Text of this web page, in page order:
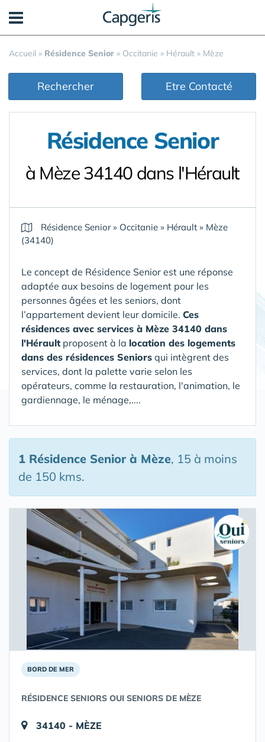
Accueil » Résidence Senior » Occitanie » Hérault » Mèze
Rechercher Etre Contacté
Résidence Senior
à Mèze 34140 dans l'Hérault
Résidence Senior» Occitanie » Hérault » Mèze
(34140)
Le concept de Résidence Senior est une réponse
adaptée aux besoins de logement pour les
personnes âgées et les seniors, dont
l’appartement devient leur domicile. Ces
résidences avec services à Mèze 34140 dans
l'Hérault proposent à la location des logements
dans des résidences Seniors qui intègrent des
services, dont la palette varie selon les
opérateurs, comme la restauration, l'animation, le
gardiennage, le ménage,....
1 Résidence Seniorà Mèze, 15 à moins
de 150 kms.
BORD DE MER
RÉSIDENCE SENIORS OUI SENIORS DE MÈZE
34140 - MÈZE